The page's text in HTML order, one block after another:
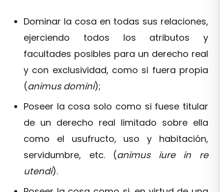
Dominar la cosa en todas sus relaciones,
ejerciendo todos los atributos y
facultades posibles para un derecho real
y con exclusividad, como si fuera propia
(animus domini);
Poseer la cosa solo como si fuese titular
de un derecho real limitado sobre ella
como el usufructo, uso y habitación,
servidumbre, etc. (animus iure in re
utendi).